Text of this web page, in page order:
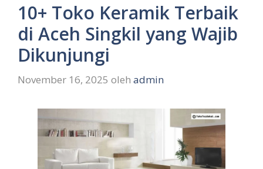
10+ Toko Keramik Terbaik
di Aceh Singkil yang Wajib
Dikunjungi
November 16, 2025 oleh admin